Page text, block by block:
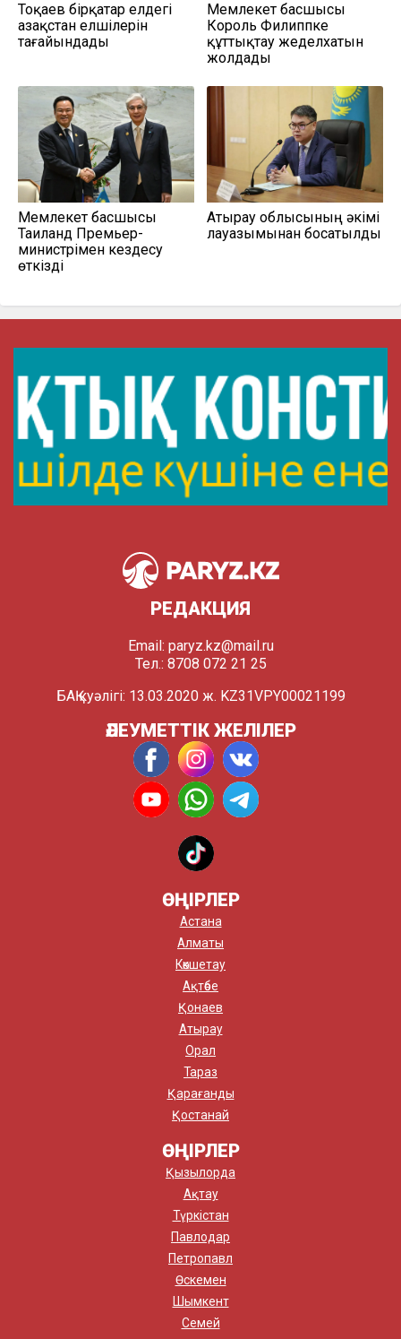
Тоқаев бірқатар елдегі
Қазақстан елшілерін
тағайындады
Мемлекет басшысы
Король Филиппке
құттықтау жеделхатын
жолдады
Мемлекет басшысы
Таиланд Премьер-
министрімен кездесу
өткізді
Атырау облысының әкімі
лауазымынан босатылды
РЕДАКЦИЯ
Email: paryz.kz@mail.ru
Тел.: 8708 072 21 25
БАҚ куәлігі: 13.03.2020 ж. KZ31VPY00021199
ӘЛЕУМЕТТІК ЖЕЛІЛЕР
ӨҢІРЛЕР
Астана
Алматы
Көкшетау
Ақтөбе
Қонаев
Атырау
Орал
Тараз
Қарағанды
Қостанай
ӨҢІРЛЕР
Қызылорда
Ақтау
Түркістан
Павлодар
Петропавл
Өскемен
Шымкент
Семей